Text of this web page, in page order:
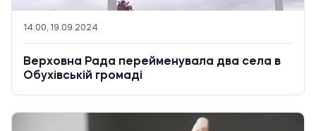
14:00, 19.09.2024
Верховна Рада перейменувала два села в
Обухівській громаді